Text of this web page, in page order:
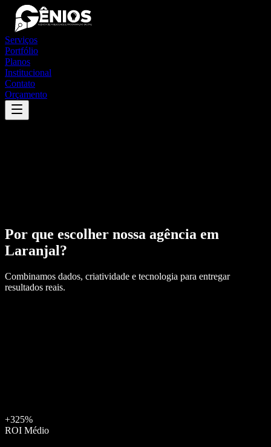
Serviços
Portfólio
Planos
Institucional
Contato
Orçamento
Por que escolher nossa agência em
Laranjal?
Combinamos dados, criatividade e tecnologia para entregar
resultados reais.
+325%
ROI Médio